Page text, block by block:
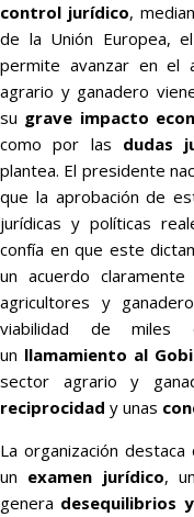
control jurídico,
de la Unión Europea,
permite avanzar en el
agrario y ganadero
su grave impacto
como por las dudas
plantea. El presidente
que la aprobación de
jurídicas y políticas
confía en que este
un acuerdo
agricultores y
viabilidad de miles
un llamamiento al
sector agrario y
reciprocidad y unas
La organización
un examen jurídico,
genera desequilibrios